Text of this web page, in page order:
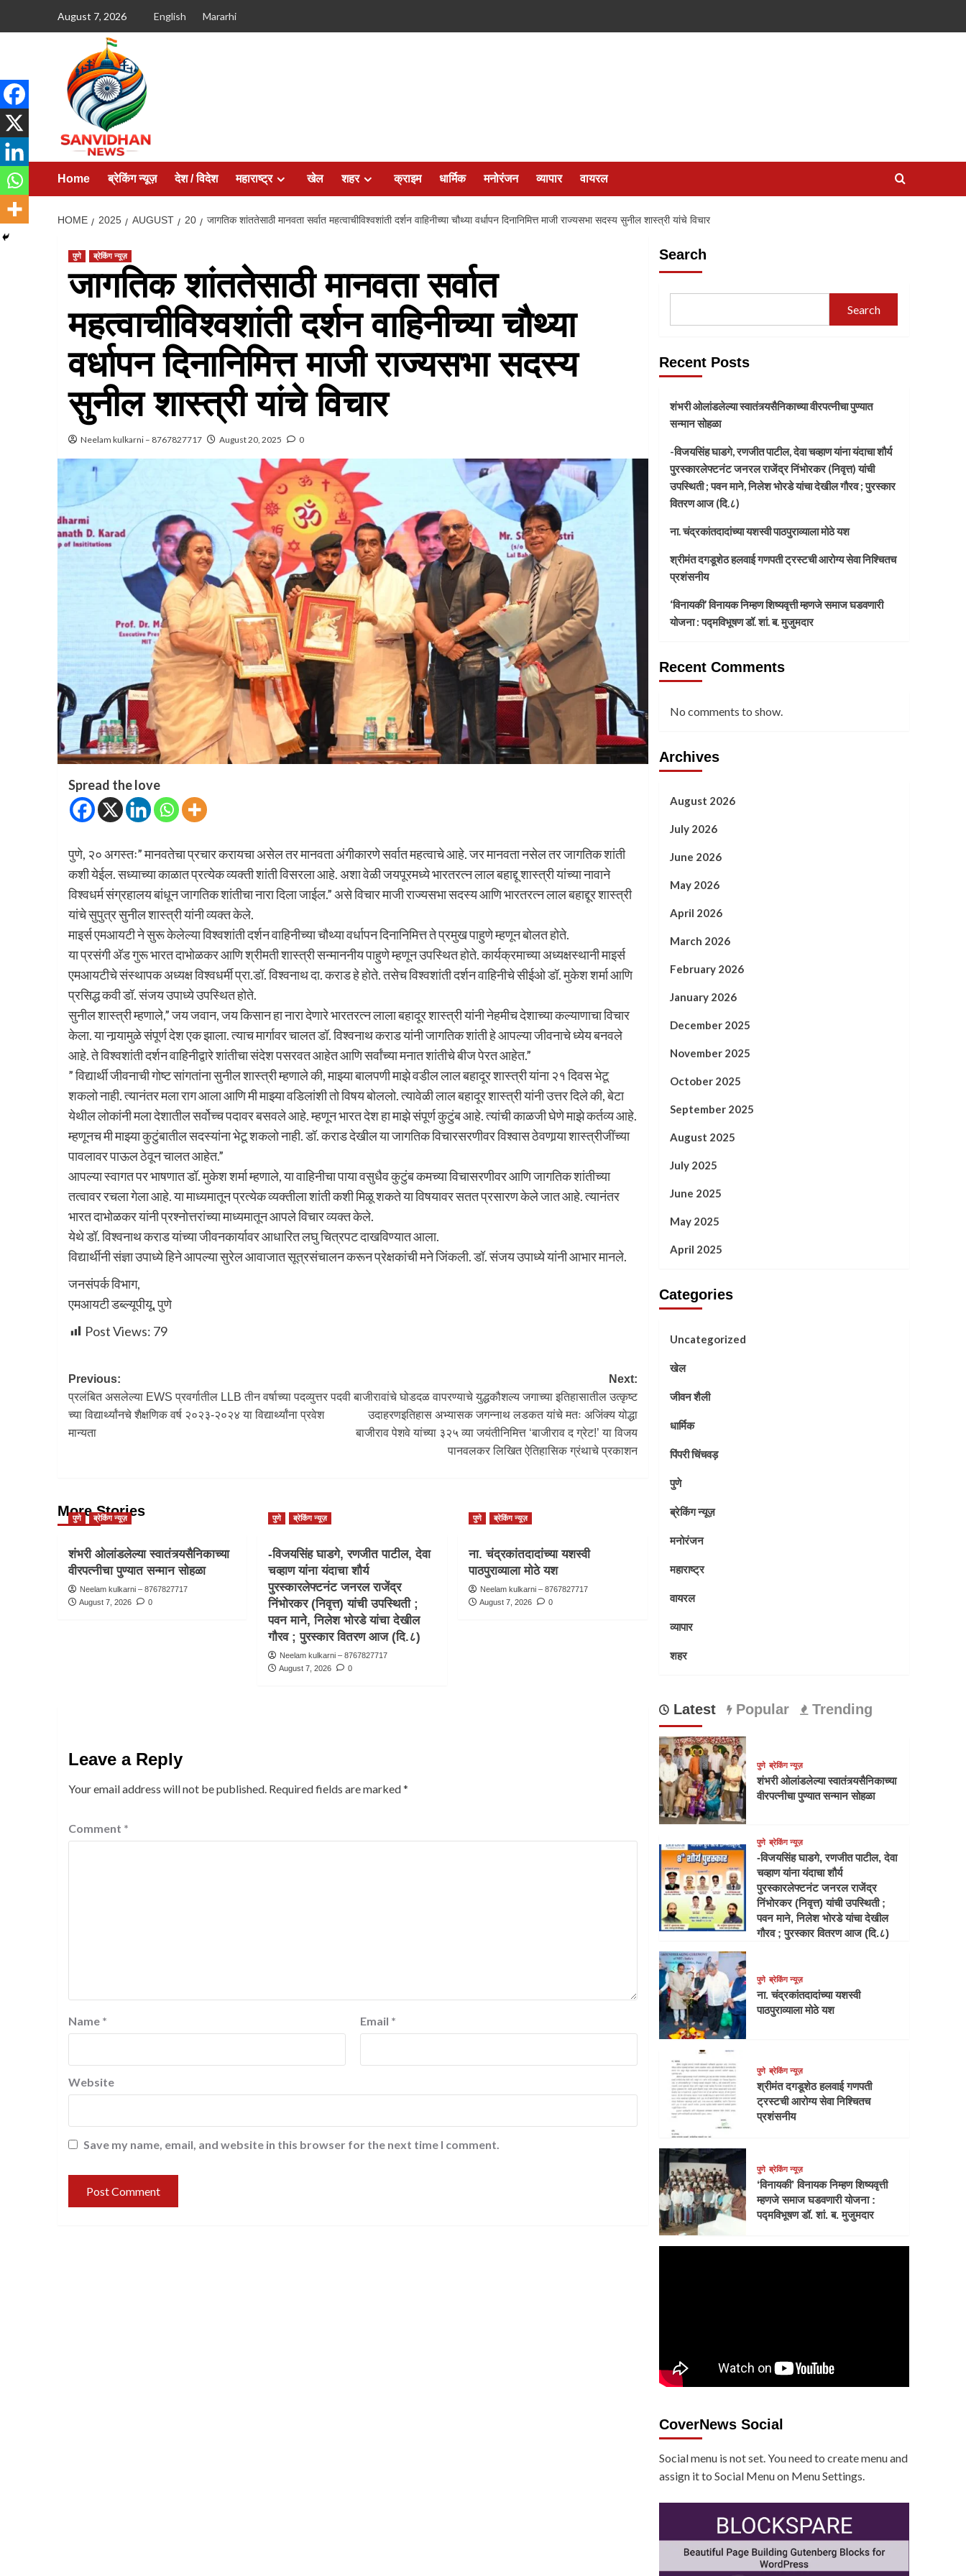
August 7, 2026 English Mararhi
Home ब्रेकिंग न्यूज़ देश / विदेश महाराष्ट्र खेल शहर क्राइम धार्मिक मनोरंजन व्यापार वायरल
HOME 2025 AUGUST 20 जागतिक शांततेसाठी मानवता सर्वात महत्वाचीविश्वशांती दर्शन वाहिनीच्या चौथ्या वर्धापन दिनानिमित्त माजी राज्यसभा सदस्य सुनील शास्त्री यांचे विचार
पुणे ब्रेकिंग न्यूज़
जागतिक शांततेसाठी मानवता सर्वात
महत्वाचीविश्वशांती दर्शन वाहिनीच्या चौथ्या
वर्धापन दिनानिमित्त माजी राज्यसभा सदस्य
सुनील शास्त्री यांचे विचार
Neelam kulkarni – 8767827717 August 20, 2025 0
Spread the love
पुणे, २० अगस्तः” मानवतेचा प्रचार करायचा असेल तर मानवता अंगीकारणे सर्वात महत्वाचे आहे. जर मानवता नसेल तर जागतिक शांती
कशी येईल. सध्याच्या काळात प्रत्येक व्यक्ती शांती विसरला आहे. अशा वेळी जयपूरमध्ये भारतरत्न लाल बहाद्दू शास्त्री यांच्या नावाने
विश्वधर्म संग्रहालय बांधून जागतिक शांतीचा नारा दिला जाईल.” असे विचार माजी राज्यसभा सदस्य आणि भारतरत्न लाल बहाद्दूर शास्त्री
यांचे सुपुत्र सुनील शास्त्री यांनी व्यक्त केले.
माइर्स एमआयटी ने सुरू केलेल्या विश्वशांती दर्शन वाहिनीच्या चौथ्या वर्धापन दिनानिमित्त ते प्रमुख पाहुणे म्हणून बोलत होते.
या प्रसंगी अ‍ॅड गुरू भारत दाभोळकर आणि श्रीमती शास्त्री सन्माननीय पाहुणे म्हणून उपस्थित होते. कार्यक्रमाच्या अध्यक्षस्थानी माइर्स
एमआयटीचे संस्थापक अध्यक्ष विश्वधर्मी प्रा.डॉ. विश्वनाथ दा. कराड हे होते. तसेच विश्वशांती दर्शन वाहिनीचे सीईओ डॉ. मुकेश शर्मा आणि
प्रसिद्ध कवी डॉ. संजय उपाध्ये उपस्थित होते.
सुनील शास्त्री म्हणाले,” जय जवान, जय किसान हा नारा देणारे भारतरत्न लाला बहादूर शास्त्री यांनी नेहमीच देशाच्या कल्याणाचा विचार
केला. या नार्‍यामुळे संपूर्ण देश एक झाला. त्याच मार्गावर चालत डॉ. विश्वनाथ कराड यांनी जागतिक शांती हे आपल्या जीवनाचे ध्येय बनवले
आहे. ते विश्वशांती दर्शन वाहिनीद्वारे शांतीचा संदेश पसरवत आहेत आणि सर्वांच्या मनात शांतीचे बीज पेरत आहेत.”
” विद्यार्थी जीवनाची गोष्ट सांगतांना सुनील शास्त्री म्हणाले की, माझ्या बालपणी माझे वडील लाल बहादूर शास्त्री यांना २१ दिवस भेटू
शकलो नाही. त्यानंतर मला राग आला आणि मी माझ्या वडिलांशी तो विषय बोललो. त्यावेळी लाल बहादूर शास्त्री यांनी उत्तर दिले की, बेटा
येथील लोकांनी मला देशातील सर्वोच्च पदावर बसवले आहे. म्हणून भारत देश हा माझे संपूर्ण कुटुंब आहे. त्यांची काळजी घेणे माझे कर्तव्य आहे.
म्हणूनच मी माझ्या कुटुंबातील सदस्यांना भेटू शकलो नाही. डॉ. कराड देखील या जागतिक विचारसरणीवर विश्वास ठेवणार्‍या शास्त्रीजींच्या
पावलावर पाऊल ठेवून चालत आहेत.”
आपल्या स्वागत पर भाषणात डॉ. मुकेश शर्मा म्हणाले, या वाहिनीचा पाया वसुधैव कुटुंब कमच्या विचासरणीवर आणि जागतिक शांतीच्या
तत्वावर रचला गेला आहे. या माध्यमातून प्रत्येक व्यक्तीला शांती कशी मिळू शकते या विषयावर सतत प्रसारण केले जात आहे. त्यानंतर
भारत दाभोळकर यांनी प्रश्नोत्तरांच्या माध्यमातून आपले विचार व्यक्त केले.
येथे डॉ. विश्वनाथ कराड यांच्या जीवनकार्यावर आधारित लघु चित्रपट दाखविण्यात आला.
विद्यार्थीनी संज्ञा उपाध्ये हिने आपल्या सुरेल आवाजात सूत्रसंचालन करून प्रेक्षकांची मने जिंकली. डॉ. संजय उपाध्ये यांनी आभार मानले.
जनसंपर्क विभाग,
एमआयटी डब्ल्यूपीयू, पुणे
Post Views: 79
Previous:
प्रलंबित असलेल्या EWS प्रवर्गातील LLB तीन वर्षाच्या पदव्युत्तर पदवी
च्या विद्यार्थ्यांनचे शैक्षणिक वर्ष २०२३-२०२४ या विद्यार्थ्यांना प्रवेश
मान्यता
Next:
बाजीरावांचे घोडदळ वापरण्याचे युद्धकौशल्य जगाच्या इतिहासातील उत्कृष्ट
उदाहरणइतिहास अभ्यासक जगन्नाथ लडकत यांचे मतः अजिंक्य योद्धा
बाजीराव पेशवे यांच्या ३२५ व्या जयंतीनिमित्त ‘बाजीराव द ग्रेट!’ या विजय
पानवलकर लिखित ऐतिहासिक ग्रंथाचे प्रकाशन
More Stories
पुणे ब्रेकिंग न्यूज़
शंभरी ओलांडलेल्या स्वातंत्र्यसैनिकाच्या
वीरपत्नीचा पुण्यात सन्मान सोहळा
Neelam kulkarni – 8767827717
August 7, 2026
0
पुणे ब्रेकिंग न्यूज़
-विजयसिंह घाडगे, रणजीत पाटील, देवा
चव्हाण यांना यंदाचा शौर्य
पुरस्कारलेफ्टनंट जनरल राजेंद्र
निंभोरकर (निवृत्त) यांची उपस्थिती ;
पवन माने, निलेश भोरडे यांचा देखील
गौरव ; पुरस्कार वितरण आज (दि.८)
Neelam kulkarni – 8767827717
August 7, 2026
0
पुणे ब्रेकिंग न्यूज़
ना. चंद्रकांतदादांच्या यशस्वी
पाठपुराव्याला मोठे यश
Neelam kulkarni – 8767827717
August 7, 2026
0
Leave a Reply
Your email address will not be published. Required fields are marked*
Comment *
Name * Email *
Website
Save my name, email, and website in this browser for the next time I comment.
Search
Search
Recent Posts
शंभरी ओलांडलेल्या स्वातंत्र्यसैनिकाच्या वीरपत्नीचा पुण्यात
सन्मान सोहळा
-विजयसिंह घाडगे, रणजीत पाटील, देवा चव्हाण यांना यंदाचा शौर्य
पुरस्कारलेफ्टनंट जनरल राजेंद्र निंभोरकर (निवृत्त) यांची
उपस्थिती ; पवन माने, निलेश भोरडे यांचा देखील गौरव ; पुरस्कार
वितरण आज (दि.८)
ना. चंद्रकांतदादांच्या यशस्वी पाठपुराव्याला मोठे यश
श्रीमंत दगडूशेठ हलवाई गणपती ट्रस्टची आरोग्य सेवा निश्चितच
प्रशंसनीय
‘विनायकी’ विनायक निम्हण शिष्यवृत्ती म्हणजे समाज घडवणारी
योजना : पद्मविभूषण डॉ. शां. ब. मुजुमदार
Recent Comments
No comments to show.
Archives
August 2026
July 2026
June 2026
May 2026
April 2026
March 2026
February 2026
January 2026
December 2025
November 2025
October 2025
September 2025
August 2025
July 2025
June 2025
May 2025
April 2025
Categories
Uncategorized
खेल
जीवन शैली
धार्मिक
पिंपरी चिंचवड़
पुणे
ब्रेकिंग न्यूज़
मनोरंजन
महाराष्ट्र
वायरल
व्यापार
शहर
Latest Popular Trending
पुणे ब्रेकिंग न्यूज़
शंभरी ओलांडलेल्या स्वातंत्र्यसैनिकाच्या
वीरपत्नीचा पुण्यात सन्मान सोहळा
पुणे ब्रेकिंग न्यूज़
-विजयसिंह घाडगे, रणजीत पाटील, देवा
चव्हाण यांना यंदाचा शौर्य
पुरस्कारलेफ्टनंट जनरल राजेंद्र
निंभोरकर (निवृत्त) यांची उपस्थिती ;
पवन माने, निलेश भोरडे यांचा देखील
गौरव ; पुरस्कार वितरण आज (दि.८)
पुणे ब्रेकिंग न्यूज़
ना. चंद्रकांतदादांच्या यशस्वी
पाठपुराव्याला मोठे यश
पुणे ब्रेकिंग न्यूज़
श्रीमंत दगडूशेठ हलवाई गणपती
ट्रस्टची आरोग्य सेवा निश्चितच
प्रशंसनीय
पुणे ब्रेकिंग न्यूज़
‘विनायकी’ विनायक निम्हण शिष्यवृत्ती
म्हणजे समाज घडवणारी योजना :
पद्मविभूषण डॉ. शां. ब. मुजुमदार
CoverNews Social
Social menu is not set. You need to create menu and
assign it to Social Menu on Menu Settings.